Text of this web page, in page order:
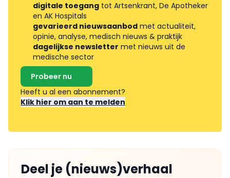
digitale toegang tot Artsenkrant, De Apotheker
en AK Hospitals
gevarieerd nieuwsaanbod met actualiteit,
opinie, analyse, medisch nieuws & praktijk
dagelijkse newsletter met nieuws uit de
medische sector
Probeer nu
Heeft u al een abonnement?
Klik hier om aan te melden
Deel je (nieuws)verhaal